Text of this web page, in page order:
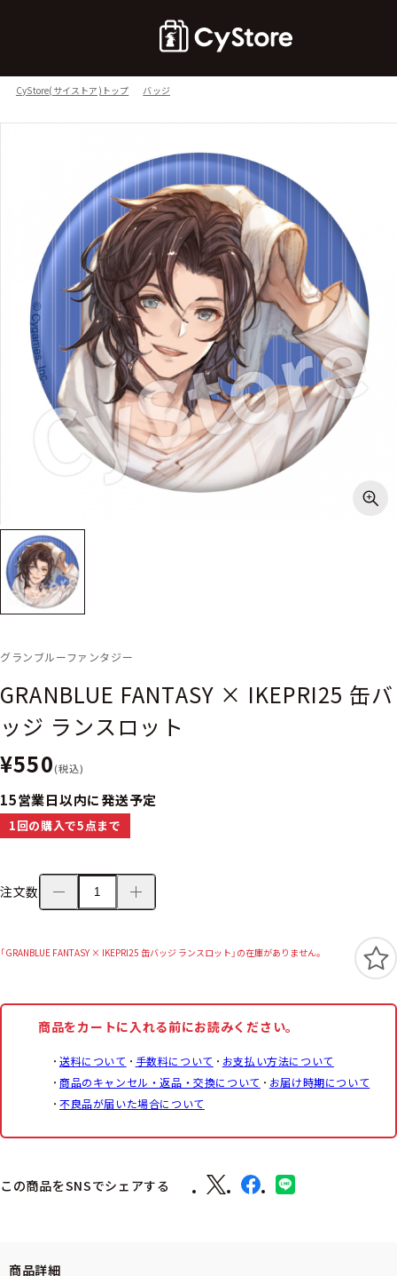
CyStore(サイストア)トップ バッジ
グランブルーファンタジー
GRANBLUE FANTASY × IKEPRI25 缶バ
ッジ ランスロット
¥550(税込)
15営業日以内に発送予定
1回の購入で5点まで
注文数
「GRANBLUE FANTASY × IKEPRI25 缶バッジ ランスロット」の在庫がありません。
商品をカートに入れる前にお読みください。
送料について 手数料について
お支払い方法について
商品のキャンセル・返品・交換について
お届け時期について
不良品が届いた場合について
この商品をSNSでシェアする
商品詳細